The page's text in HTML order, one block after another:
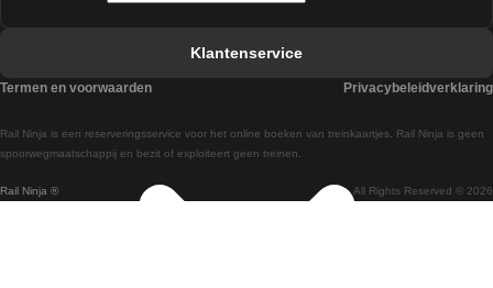
Treinen van Wenen naar Salzburg
Treinen van Wenen naar Praag
Rail Ninja ® All Rights Reserved © 2026
Rail Ninja is een reserveringsservice voor het online boeken van treinkaartjes. Rail Ninja is geen
spoorwegmaatschappij en bezit of exploiteert geen treinen.
Klantenservice
Termen en voorwaarden Privacybeleidverklaring